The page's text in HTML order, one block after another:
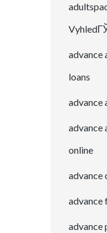
advance
loans
advance
advance
online
advance
advance
advance